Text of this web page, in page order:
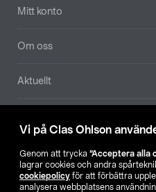
Vi på Clas Ohlson
Genom att trycka ”Acceptera alla
lagrar cookies och andra
cookiepolicy för att förbättra
analysera webbplatsens
Mitt konto
Om oss
Aktuellt
SE